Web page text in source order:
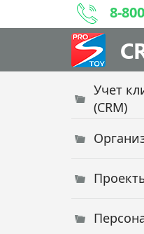
8-
Учет
(CRM)